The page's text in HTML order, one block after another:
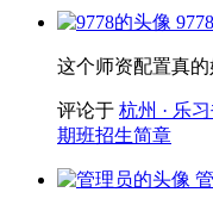
9778
这个师资配置真的
评论于 杭州 · 乐
期班招生简章